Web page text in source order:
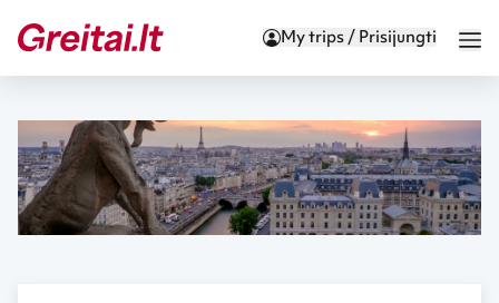
My trips / Prisijungti